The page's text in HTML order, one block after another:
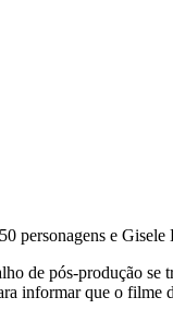
personagens e
de pós-produção
informar que o filme